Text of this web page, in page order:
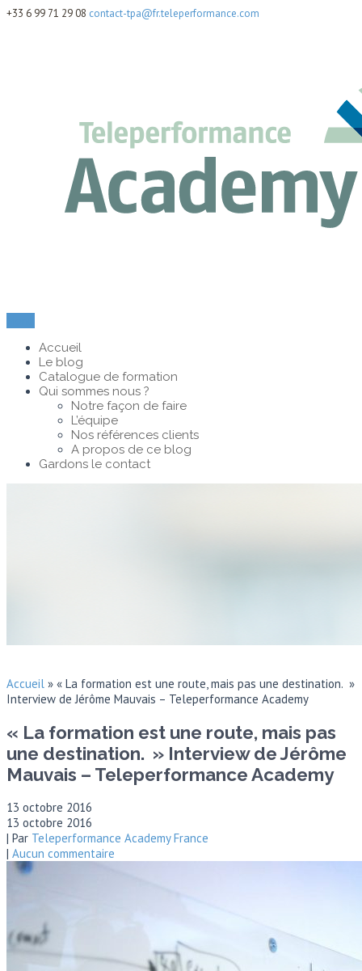
+33 6 99 71 29 08 contact-tpa@fr.teleperformance.com
Accueil
Le blog
Catalogue de formation
Qui sommes nous ?
Notre façon de faire
L’équipe
Nos références clients
A propos de ce blog
Gardons le contact
Accueil » « La formation est une route, mais pas une destination. »
Interview de Jérôme Mauvais – Teleperformance Academy
« La formation est une route, mais pas
une destination. » Interview de Jérôme
Mauvais – Teleperformance Academy
13 octobre 2016
13 octobre 2016
| Par Teleperformance Academy France
| Aucun commentaire